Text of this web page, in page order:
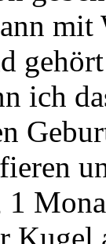
ich
1
Kugel